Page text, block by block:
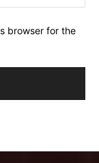
browser for the